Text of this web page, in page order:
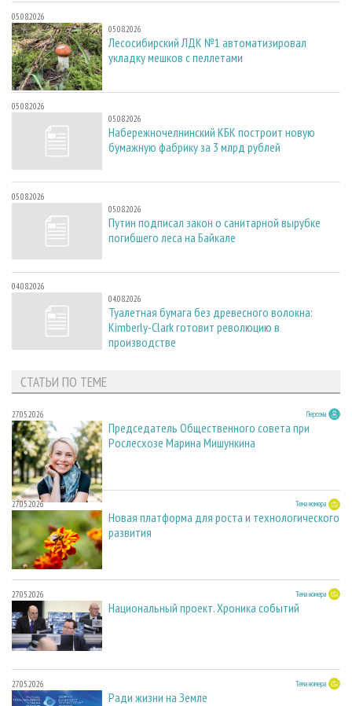
05.08.2026
05.08.2026
Лесосибирский ЛДК №1 автоматизировал
укладку мешков с пеллетами
05.08.2026
05.08.2026
Набережночелнинский КБК построит новую
бумажную фабрику за 3 млрд рублей
05.08.2026
05.08.2026
Путин подписал закон о санитарной вырубке
погибшего леса на Байкале
04.08.2026
04.08.2026
Туалетная бумага без древесного волокна:
Kimberly-Clark готовит революцию в
производстве
СТАТЬИ ПО ТЕМЕ
27.05.2026 Персона
Председатель Общественного совета при
Рослесхозе Марина Мишункина
27.05.2026 Тема номера
Новая платформа для роста и технологического
развития
27.05.2026 Тема номера
Национальный проект. Хроника событий
27.05.2026 Тема номера
Ради жизни на Земле